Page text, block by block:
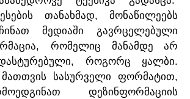
თანახმად,მონაწილეებს
მედიაში
გავრცელებული
, რომელიც მანამდე
არ
,როგორც ყალბი.
მათთვის სასურველი ფორმატით,
დეზინფორმაციის